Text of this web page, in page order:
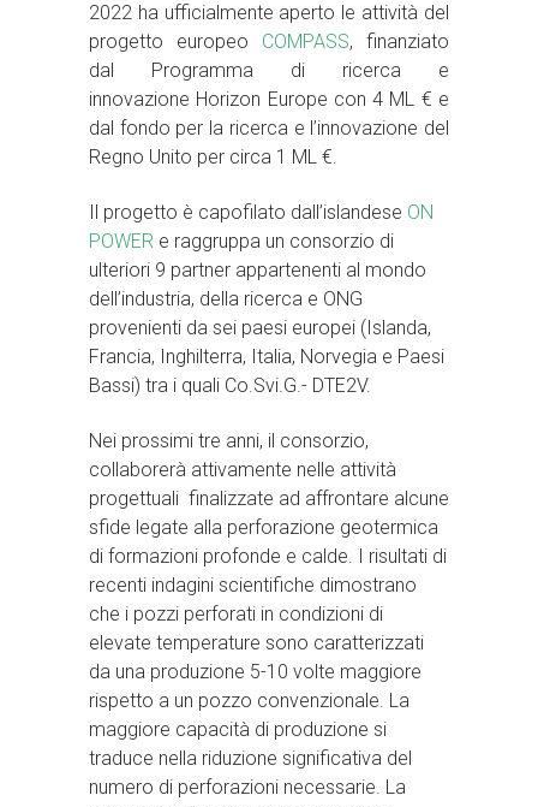
2022 ha ufficialmente aperto le attività del
progetto europeo COMPASS, finanziato
dal Programma di ricerca e
innovazione Horizon Europe con 4 ML € e
dal fondo per la ricerca e l’innovazione del
Regno Unito per circa 1 ML €.
Il progetto è capofilato dall’islandese ON
POWER e raggruppa un consorzio di
ulteriori 9 partner appartenenti al mondo
dell’industria, della ricerca e ONG
provenienti da sei paesi europei (Islanda,
Francia, Inghilterra, Italia, Norvegia e Paesi
Bassi) tra i quali Co.Svi.G.- DTE2V.
Nei prossimi tre anni, il consorzio,
collaborerà attivamente nelle attività
progettuali finalizzate ad affrontare alcune
sfide legate alla perforazione geotermica
di formazioni profonde e calde. I risultati di
recenti indagini scientifiche dimostrano
che i pozzi perforati in condizioni di
elevate temperature sono caratterizzati
da una produzione 5-10 volte maggiore
rispetto a un pozzo convenzionale. La
maggiore capacità di produzione si
traduce nella riduzione significativa del
numero di perforazioni necessarie. La